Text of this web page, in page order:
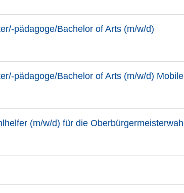
pädagoge/Bachelor of Arts (m/w/d)
pädagoge/Bachelor of Arts (m/w/d) Mobile
(m/w/d) für die Oberbürgermeisterwahl